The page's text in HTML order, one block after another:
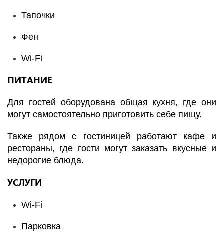
Тапочки
Фен
Wi-Fi
ПИТАНИЕ
Для гостей оборудована общая кухня, где они
могут самостоятельно приготовить себе пищу.
Также рядом с гостиницей работают кафе и
рестораны, где гости могут заказать вкусные и
недорогие блюда.
УСЛУГИ
Wi-Fi
Парковка